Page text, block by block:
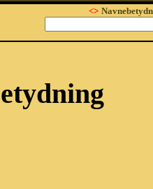
<>